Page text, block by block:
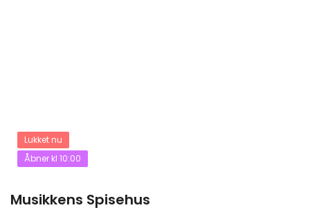
Lukket nu
Åbner kl 10:00
Musikkens Spisehus